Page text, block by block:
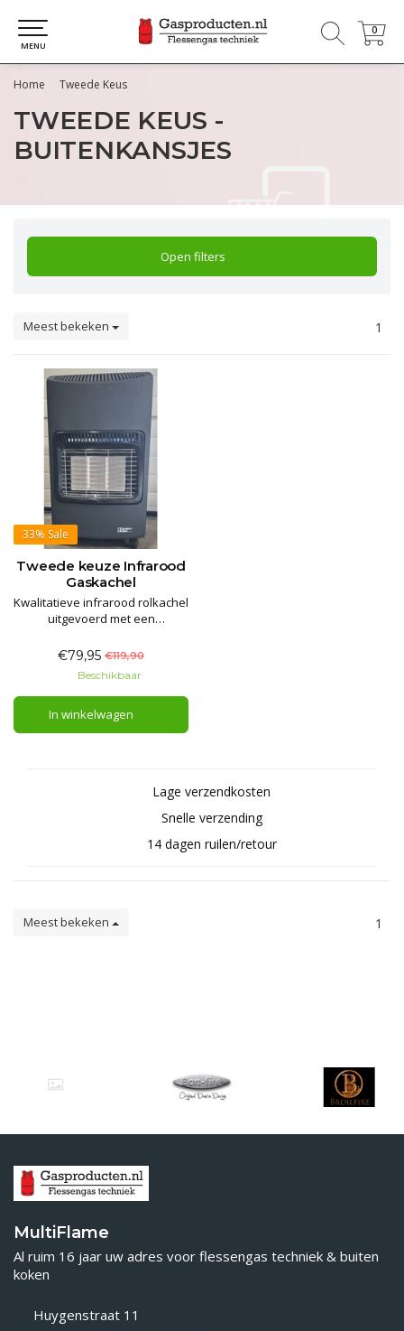
0
0
MENU
Home Tweede Keus
TWEEDE KEUS -
BUITENKANSJES
Open filters
Meest bekeken 1
33% Sale
Tweede keuze Infrarood
Gaskachel
Kwalitatieve infrarood rolkachel
uitgevoerd met een
De thermostaat zorgt ervoor
dat het toestel automatisch
lager gaat branden wanneer
een bepaalde stand bereikt is.
€79,95 €119,90
Beschikbaar
In winkelwagen
Lage verzendkosten
Snelle verzending
14 dagen ruilen/retour
Meest bekeken 1
MultiFlame
Al ruim 16 jaar uw adres voor flessengas techniek & buiten
koken
Huygenstraat 11